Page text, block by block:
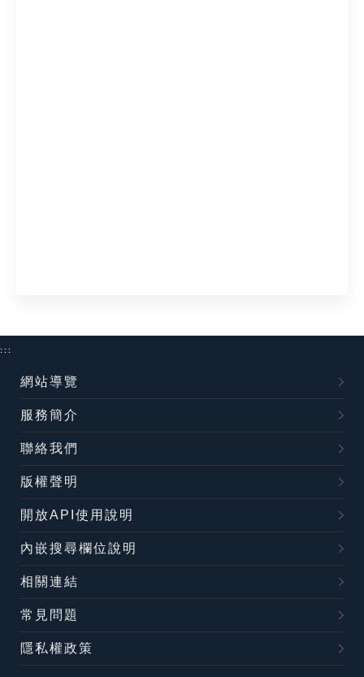
:::
網站導覽
服務簡介
聯絡我們
版權聲明
開放API使用說明
內嵌搜尋欄位說明
相關連結
常見問題
隱私權政策